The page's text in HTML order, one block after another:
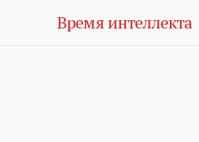
Время интеллекта